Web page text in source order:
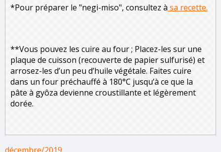
*Pour préparer le "negi-miso", consultez à sa recette.
**Vous pouvez les cuire au four ; Placez-les sur une
plaque de cuisson (recouverte de papier sulfurisé) et
arrosez-les d’un peu d’huile végétale. Faites cuire
dans un four préchauffé à 180°C jusqu’à ce que la
pâte à gyôza devienne croustillante et légèrement
dorée.